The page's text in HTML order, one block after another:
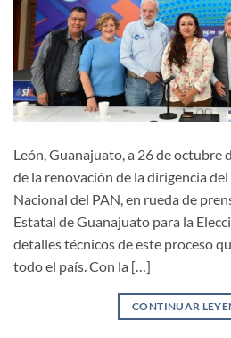
León, Guanajuato, a 26 de octubre
de la renovación de la dirigencia
Nacional del PAN, en rueda de
Estatal de Guanajuato para la
detalles técnicos de este proceso
todo el país. Con la […]
CONTINUAR